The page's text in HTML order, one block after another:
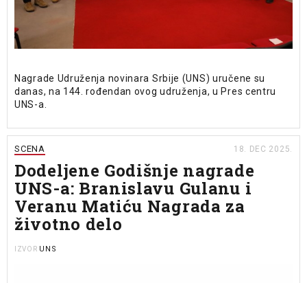
Nagrade Udruženja novinara Srbije (UNS) uručene su
danas, na 144. rođendan ovog udruženja, u Pres centru
UNS-a.
SCENA 18. DEC 2025.
Dodeljene Godišnje nagrade
UNS-a: Branislavu Gulanu i
Veranu Matiću Nagrada za
životno delo
IZVOR UNS